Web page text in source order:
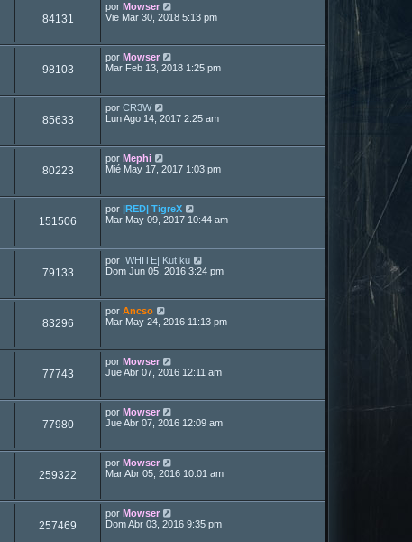
84131
por Mowser
Vie Mar 30, 2018 5:13 pm
98103
por Mowser
Mar Feb 13, 2018 1:25 pm
85633
por CR3W
Lun Ago 14, 2017 2:25 am
80223
por Mephi
Mié May 17, 2017 1:03 pm
151506
por
|RED| TigreX
Mar May 09, 2017 10:44 am
79133
por |WHITE| Kut ku
Dom Jun 05, 2016 3:24 pm
83296
por Ancso
Mar May 24, 2016 11:13 pm
77743
por Mowser
Jue Abr 07, 2016 12:11 am
77980
por Mowser
Jue Abr 07, 2016 12:09 am
259322
por Mowser
Mar Abr 05, 2016 10:01 am
257469
por Mowser
Dom Abr 03, 2016 9:35 pm